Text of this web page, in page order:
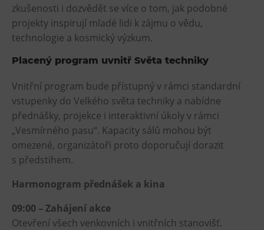
zkušenosti i dozvědět se více o tom, jak podobné
projekty inspirují mladé lidi k zájmu o vědu,
technologie a kosmický výzkum.
Placený program uvnitř Světa techniky
Vnitřní program bude přístupný v rámci standardní
vstupenky do Velkého světa techniky a nabídne
přednášky, projekce i interaktivní úkoly v rámci
„Vesmírného pasu“. Kapacity sálů mohou být
omezené, organizátoři proto doporučují dorazit
s předstihem.
Harmonogram přednášek a kina
09:00 – Zahájení akce
Otevření všech venkovních i vnitřních stanovišť.